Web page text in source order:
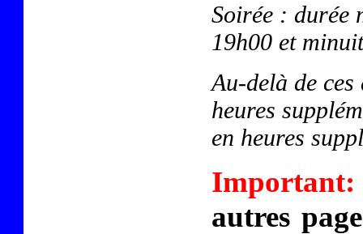
Soirée : durée
19h00 et
Au-delà de
heures
en heures
Important:
autres